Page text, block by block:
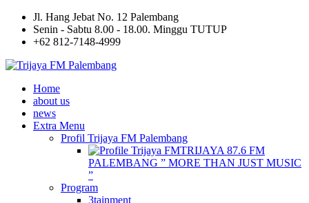
Jl. Hang Jebat No. 12 Palembang
Senin - Sabtu 8.00 - 18.00. Minggu TUTUP
+62 812-7148-4999
Home
about us
news
Extra Menu
Profil Trijaya FM Palembang
TRIJAYA 87.6 FM
PALEMBANG ” MORE THAN JUST MUSIC
”
Program
3tainment